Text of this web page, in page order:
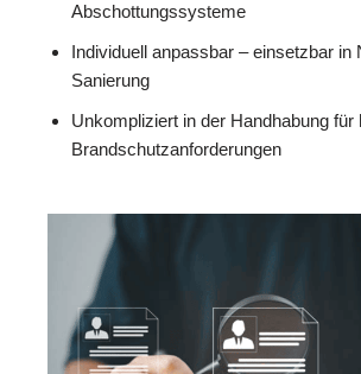
Abschottungssysteme
Individuell anpassbar – einsetzbar in
Sanierung
Unkompliziert in der Handhabung für
Brandschutzanforderungen